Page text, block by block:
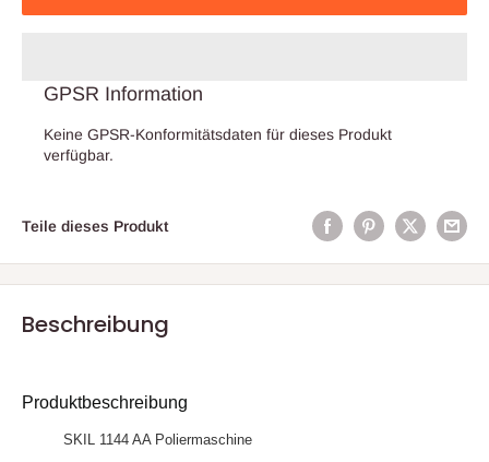
GPSR Information
Keine GPSR-Konformitätsdaten für dieses Produkt
verfügbar.
Teile dieses Produkt
Beschreibung
Produktbeschreibung
SKIL 1144 AA Poliermaschine